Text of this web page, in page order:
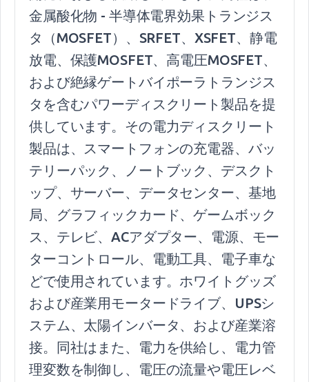
金属酸化物 - 半導体電界効果トランジス
タ（MOSFET）、SRFET、XSFET、静電
放電、保護MOSFET、高電圧MOSFET、
および絶縁ゲートバイポーラトランジス
タを含むパワーディスクリート製品を提
供しています。その電力ディスクリート
製品は、スマートフォンの充電器、バッ
テリーパック、ノートブック、デスクト
ップ、サーバー、データセンター、基地
局、グラフィックカード、ゲームボック
ス、テレビ、ACアダプター、電源、モー
ターコントロール、電動工具、電子車な
どで使用されています。ホワイトグッズ
および産業用モータードライブ、UPSシ
ステム、太陽インバータ、および産業溶
接。同社はまた、電力を供給し、電力管
理変数を制御し、電圧の流量や電圧レベ